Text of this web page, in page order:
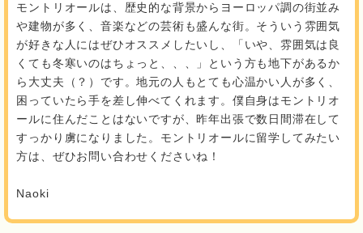
モントリオールは、歴史的な背景からヨーロッパ調の街並み
や建物が多く、音楽などの芸術も盛んな街。そういう雰囲気
が好きな人にはぜひオススメしたいし、「いや、雰囲気は良
くても冬寒いのはちょっと、、、」という方も地下があるか
ら大丈夫（？）です。地元の人もとても心温かい人が多く、
困っていたら手を差し伸べてくれます。僕自身はモントリオ
ールに住んだことはないですが、昨年出張で数日間滞在して
すっかり虜になりました。モントリオールに留学してみたい
方は、ぜひお問い合わせくださいね！
Naoki